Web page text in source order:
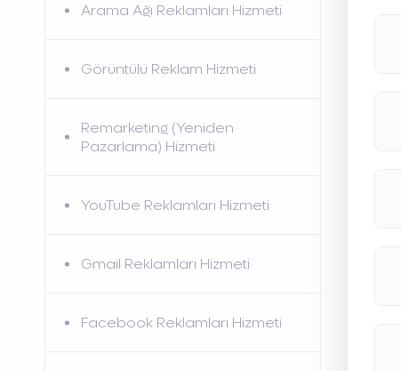
Arama Ağı Reklamları Hizmeti
Görüntülü Reklam Hizmeti
Remarketing (Yeniden
Pazarlama) Hizmeti
YouTube Reklamları Hizmeti
Gmail Reklamları Hizmeti
Facebook Reklamları Hizmeti